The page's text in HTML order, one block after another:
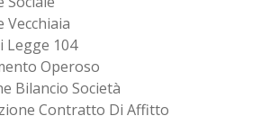
Vecchiaia
Legge 104
Operoso
Bilancio Società
Contratto Di Affitto